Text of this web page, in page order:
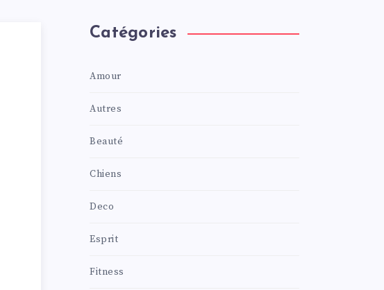
Catégories
Amour
Autres
Beauté
Chiens
Deco
Esprit
Fitness